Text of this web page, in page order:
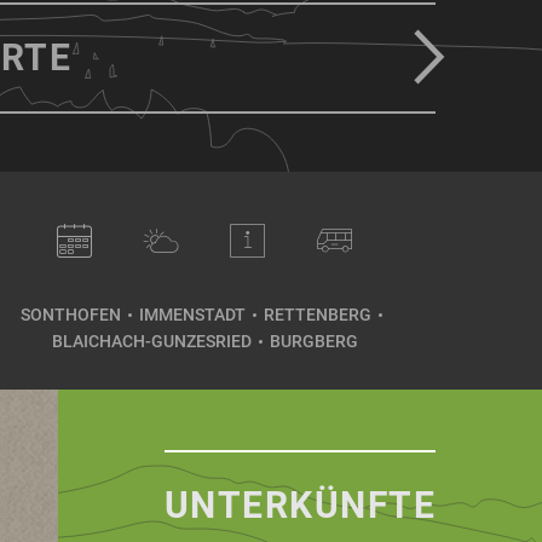
SONTHOFEN IMMENSTADT
RETTENBERG
BLAICHACH-GUNZESRIED
BURGBERG
UNTERKÜNFTE